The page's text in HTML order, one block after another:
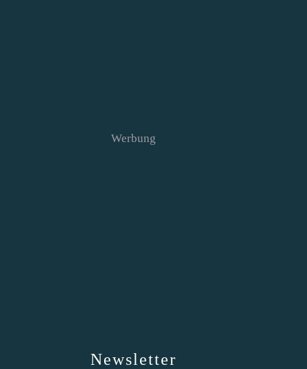
Newsletter
Werbung